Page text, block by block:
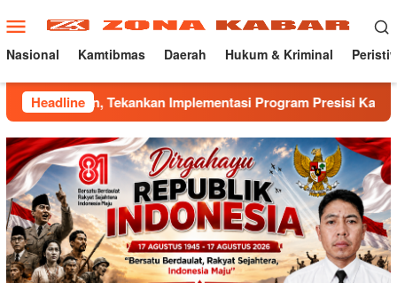
ke
konten
Menu
Mobile
Nasional Kamtibmas Daerah Hukum & Kriminal
HeadlineImplementasi Program Presisi Kapolri